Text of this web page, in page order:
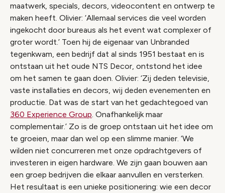
maatwerk, specials, decors, videocontent en ontwerp te
maken heeft. Olivier: ‘Allemaal services die veel worden
ingekocht door bureaus als het event wat complexer of
groter wordt.’ Toen hij de eigenaar van Unbranded
tegenkwam, een bedrijf dat al sinds 1951 bestaat en is
ontstaan uit het oude NTS Decor, ontstond het idee
om het samen te gaan doen. Olivier: ‘Zij deden televisie,
vaste installaties en decors, wij deden evenementen en
productie. Dat was de start van het gedachtegoed van
360 Experience Group. Onafhankelijk maar
complementair.’ Zo is de groep ontstaan uit het idee om
te groeien, maar dan wel op een slimme manier. ‘We
wilden niet concurreren met onze opdrachtgevers of
investeren in eigen hardware. We zijn gaan bouwen aan
een groep bedrijven die elkaar aanvullen en versterken.
Het resultaat is een unieke positionering: wie een decor